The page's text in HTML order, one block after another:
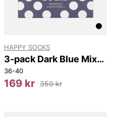
HAPPY SOCKS
3-pack Dark Blue Mix
Socks Gift Set
36-40
169 kr 350 kr